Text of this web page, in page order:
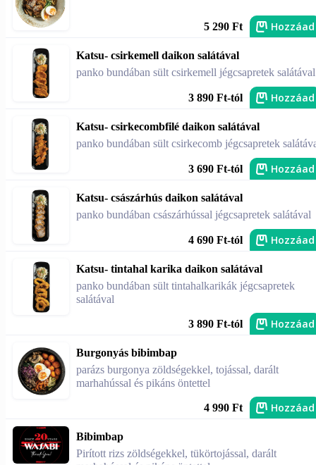
5 290 Ft Hozzáad
Katsu- csirkemell daikon salátával
panko bundában sült csirkemell jégcsapretek salátával
3 890 Ft-tól Hozzáad
Katsu- csirkecombfilé daikon salátával
panko bundában sült csirkecomb jégcsapretek
3 690 Ft-tól Hozzáad
Katsu- császárhús daikon salátával
panko bundában császárhússal jégcsapretek salátával
4 690 Ft-tól Hozzáad
Katsu- tintahal karika daikon salátával
panko bundában sült tintahalkarikák jégcsapretek
salátával
3 890 Ft-tól Hozzáad
Burgonyás bibimbap
parázs burgonya zöldségekkel, tojással, darált
marhahússal és pikáns öntettel
4 990 Ft Hozzáad
Bibimbap
Pirított rizs zöldségekkel, tükörtojással, darált